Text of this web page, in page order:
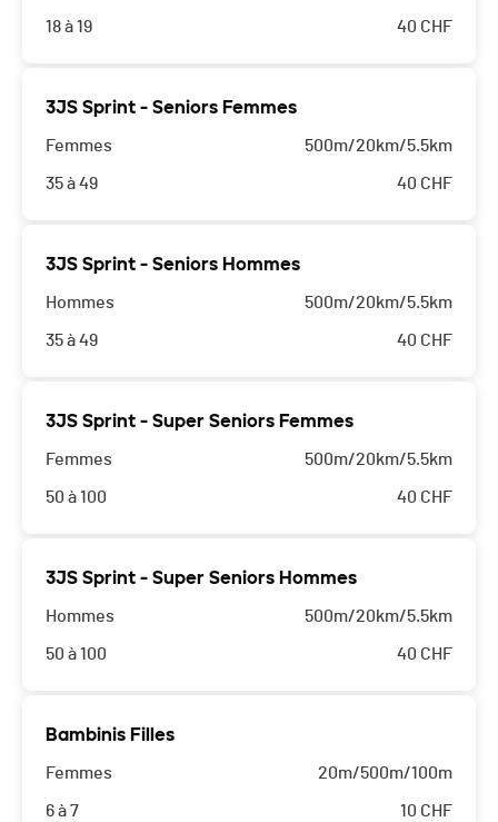
18 à 19 40 CHF
3JS Sprint - Seniors Femmes
Femmes
35 à 49
500m/20km/5.5km
40 CHF
3JS Sprint - Seniors Hommes
Hommes
35 à 49
500m/20km/5.5km
40 CHF
3JS Sprint - Super Seniors Femmes
Femmes
50 à 100
500m/20km/5.5km
40 CHF
3JS Sprint - Super Seniors Hommes
Hommes
50 à 100
500m/20km/5.5km
40 CHF
Bambinis Filles
Femmes
6 à 7
20m/500m/100m
10 CHF